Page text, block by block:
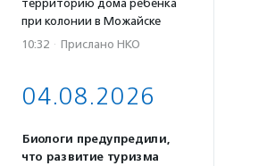
территорию дома ребенка
при колонии в Можайске
10:32 · Прислано НКО
04.08.2026
Биологи предупредили,
что развитие туризма